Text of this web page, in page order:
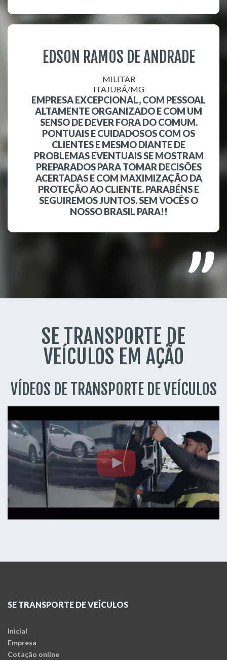
EDSON RAMOS DE ANDRADE
MILITAR
ITAJUBÁ/MG
EMPRESA EXCEPCIONAL, COM PESSOAL
ALTAMENTE ORGANIZADO E COM UM
SENSO DE DEVER FORA DO COMUM.
PONTUAIS E CUIDADOSOS COM OS
CLIENTES E MESMO DIANTE DE
PROBLEMAS EVENTUAIS SE MOSTRAM
PREPARADOS PARA TOMAR DECISÕES
ACERTADAS E COM MAXIMIZAÇÃO DA
PROTEÇÃO AO CLIENTE. PARABÉNS E
SEGUIREMOS JUNTOS. SEM VOCÊS O
NOSSO BRASIL PARA!!
SE TRANSPORTE DE
VEÍCULOS EM AÇÃO
VÍDEOS DE TRANSPORTE DE VEÍCULOS
SE TRANSPORTE DE VEÍCULOS
Inicial
Empresa
Cotação online